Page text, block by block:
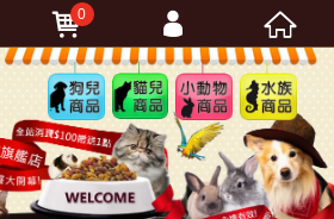
狗兒
商品
貓兒
商品
小動
物商
品
水族
商品
0
會員登入
忘記密碼
加入會員
訂單查詢